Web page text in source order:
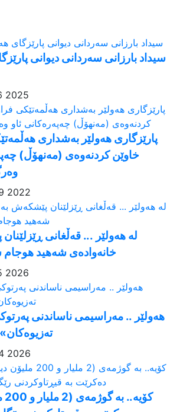
سیداد بارزانی سەردانی دیوانی
2025
پارێزگاری هەولێر بەشداری
خاوێن کردنەوەی (مەنهۆڵ)
2022
لە هەولێر ... قەڵغانی
خانەوادەی شەهید هوجام
2026
هەولێر .. مەراسیمی ناساندنی
2026